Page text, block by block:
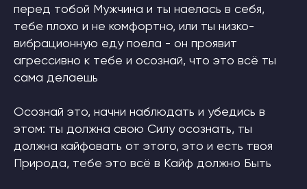
перед тобой Мужчина и ты наелась в себя,
тебе плохо и не комфортно, или ты низко-
вибрационную еду поела - он проявит
агрессивно к тебе и осознай, что это всё ты
сама делаешь
Осознай это, начни наблюдать и убедись в
этом: ты должна свою Силу осознать, ты
должна кайфовать от этого, это и есть твоя
Природа, тебе это всё в Кайф должно Быть